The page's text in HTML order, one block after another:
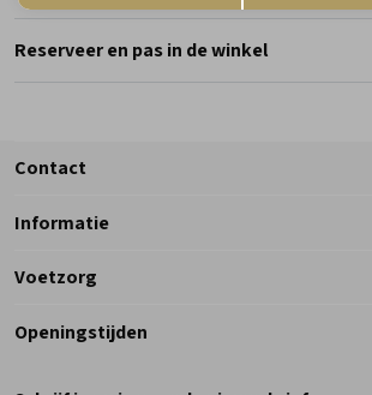
Reserveer en pas in de winkel
Contact
Telefoon
Informatie
Voetzorg
Openingstijden